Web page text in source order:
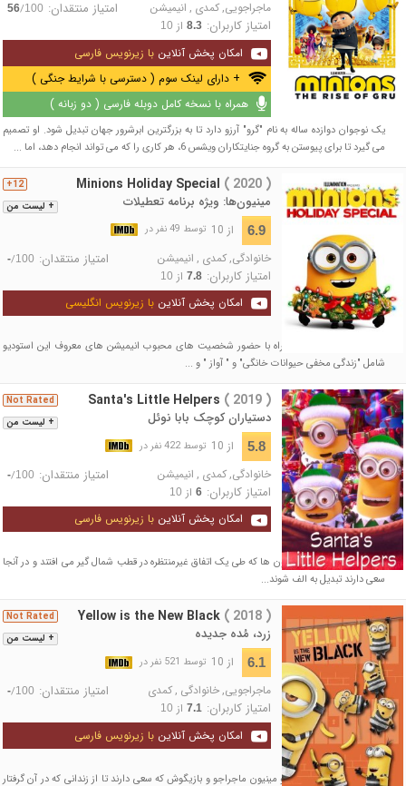
ماجراجویی,کمدی , انیمیشن امتیاز منتقدان: 56/100
امتیاز کاربران: 8.3از 10
امکان پخش آنلاین با زیرنویس فارسی
+ دارای لینک سوم ( دسترسی با شرایط جنگی )
همراه با نسخه کامل دوبله فارسی ( دو زبانه )
یک نوجوان دوازده ساله به نام "گرو" آرزو دارد تا به بزرگترین ابرشرور جهان تبدیل شود. او تصمیم
می گیرد تا برای پیوستن به گروه جنایتکاران ویشس 6، هر کاری را که می تواند انجام دهد، اما ...
+ لیست من
12+ Minions Holiday Special ( 2020 )
مینیون‌ها: ویژه برنامه تعطیلات
6.9 از 10 توسط 49 نفر در
خانوادگی, کمدی , انیمیشن امتیاز منتقدان: -/100
امتیاز کاربران: 7.8از 10
امکان پخش آنلاین با زیرنویس انگلیسی
چهار مینی فیلم جدید همراه با حضور شخصیت های محبوب انیمیشن های معروف این استودیو
شامل "زندگی مخفی حیوانات خانگی" و " آواز " و ...
+ لیست من
Not Rated Santa's Little Helpers ( 2019 )
دستیاران کوچک بابا نوئل
5.8 از 10 توسط 422 نفر در
خانوادگی,کمدی , انیمیشن امتیاز منتقدان: -/100
امتیاز کاربران: 6از 10
امکان پخش آنلاین با زیرنویس فارسی
انیمیشنی کوتاه درباره مینیون ها که طی یک اتفاق غیرمنتظره در قطب شمال گیر می افتند و در آنجا
سعی دارند تبدیل به الف شوند...
+ لیست من
Not Rated Yellow is the New Black ( 2018 )
زرد، مُده جدیده
6.1 از 10 توسط 521 نفر در
ماجراجویی,خانوادگی ,کمدی امتیاز منتقدان: -/100
امتیاز کاربران: 7.1از 10
امکان پخش آنلاین با زیرنویس فارسی
انیمیشنی کوتاه درباره ی دو مینیون‌ ماجراجو و بازیگوش که سعی دارند تا از زندانی که در آن گرفتار